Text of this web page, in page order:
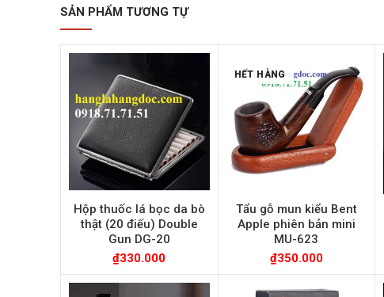
SẢN PHẨM TƯƠNG TỰ
Hộp thuốc lá bọc da bò
thật (20 điếu) Double
Gun DG-20
₫330.000
HẾT HÀNG
Tẩu gỗ mun kiểu Bent
Apple phiên bản mini
MU-623
₫350.000